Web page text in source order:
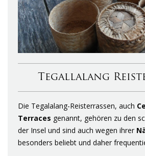
Tegallalang
Die Tegalalang-Reisterrassen, auch
Terraces genannt, gehören zu den
der Insel und sind auch wegen ihrer
besonders beliebt und daher